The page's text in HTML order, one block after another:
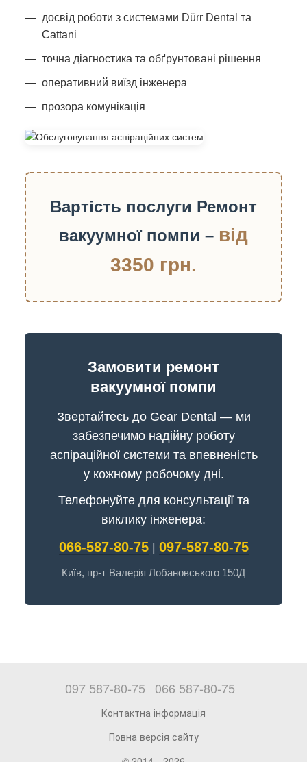
досвід роботи з системами Dürr Dental та
Cattani
точна діагностика та обґрунтовані рішення
оперативний виїзд інженера
прозора комунікація
Вартість послуги Ремонт
вакуумної помпи – від
3350 грн.
Замовити ремонт
вакуумної помпи
Звертайтесь до Gear Dental — ми
забезпечимо надійну роботу
аспіраційної системи та впевненість
у кожному робочому дні.
Телефонуйте для консультації та
виклику інженера:
066-587-80-75| 097-587-80-75
Київ, пр-т Валерія Лобановського 150Д
097 587-80-75 066 587-80-75
Контактна інформація
Повна версія сайту